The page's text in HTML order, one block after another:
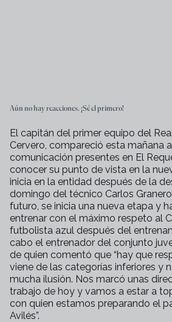
Aún no hay reacciones. ¡Sé el primero!
El capitán del primer equipo del
Cervero, compareció esta mañana
comunicación presentes en El
conocer su punto de vista en la
inicia en la entidad después de la
domingo del técnico Carlos
futuro, se inicia una nueva etapa y
entrenar con el máximo respeto al
futbolista azul después del
cabo el entrenador del conjunto
de quien comentó que “hay que
viene de las categorías inferiores y
mucha ilusión. Nos marcó unas
trabajo de hoy y vamos a estar a
con quien estamos preparando el
Avilés”.